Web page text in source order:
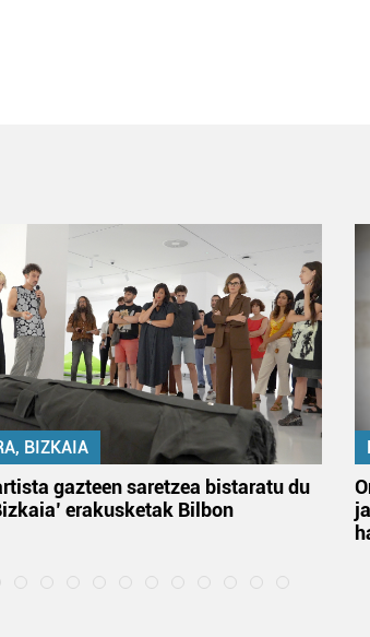
BIZKAIA
gazteen saretzea bistaratu du
erakusketak Bilbon